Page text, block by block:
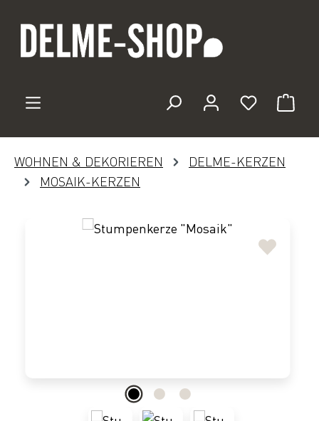
Du hast 0
WOHNEN & DEKORIEREN
DELME-KERZEN
MOSAIK-KERZEN
Bildergalerie überspringen